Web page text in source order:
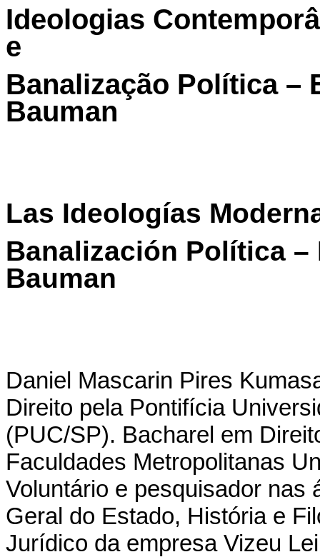
Ideologias
e
Banalização Política –
Bauman
Las Ideologías
Banalización Política
Bauman
Daniel Mascarin Pires
Direito pela Pontifícia
(PUC/SP). Bacharel em
Faculdades Metropolitanas
Voluntário e pesquisador nas
Geral do Estado, História e
Jurídico da empresa Vizeu